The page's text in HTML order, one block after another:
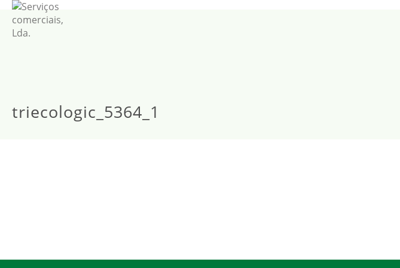
triecologic_5364_1